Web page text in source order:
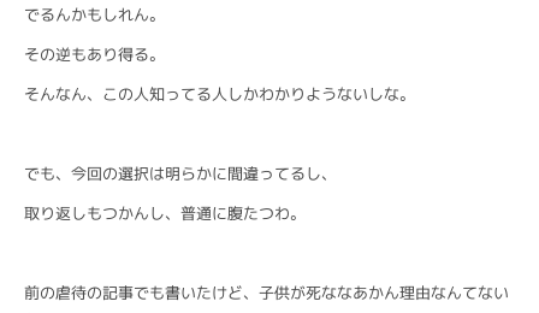
でるんかもしれん。
その逆もあり得る。
そんなん、この人知ってる人しかわかりようないしな。
でも、今回の選択は明らかに間違ってるし、
取り返しもつかんし、普通に腹たつわ。
前の虐待の記事でも書いたけど、子供が死ななあかん理由なんてない